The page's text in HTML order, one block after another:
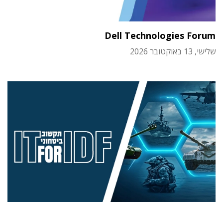
Dell Technologies Forum
שלישי, 13 באוקטובר 2026